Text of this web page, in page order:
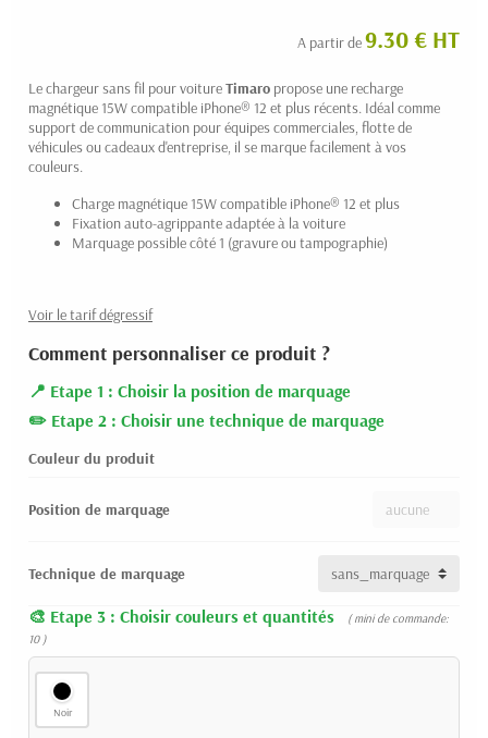
A partir de9.30 € HT
Le chargeur sans fil pour voitureTimaro propose une recharge
magnétique 15W compatible iPhone® 12 et plus récents. Idéal comme
support de communication pour équipes commerciales, flotte de
véhicules ou cadeaux d'entreprise, il se marque facilement à vos
couleurs.
Charge magnétique 15W compatible iPhone® 12 et plus
Fixation auto-agrippante adaptée à la voiture
Marquage possible côté 1 (gravure ou tampographie)
Voir le tarif dégressif
Comment personnaliser ce produit ?
Etape 1 : Choisir la position de marquage
Etape 2 : Choisir une technique de marquage
Couleur du produit
Position de marquage
Technique de marquage
Etape 3 : Choisir couleurs et quantités
( mini de commande:
10 )
Noir